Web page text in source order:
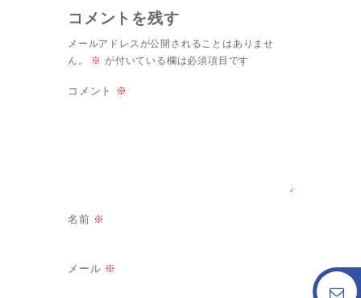
コメントを残す
メールアドレスが公開されることはありませ
ん。
※ が付いている欄は必須項目です
コメント ※
名前 ※
メール ※